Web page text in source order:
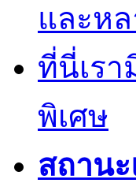
และห
ที่นี่เร
พิเศษ
สถาน